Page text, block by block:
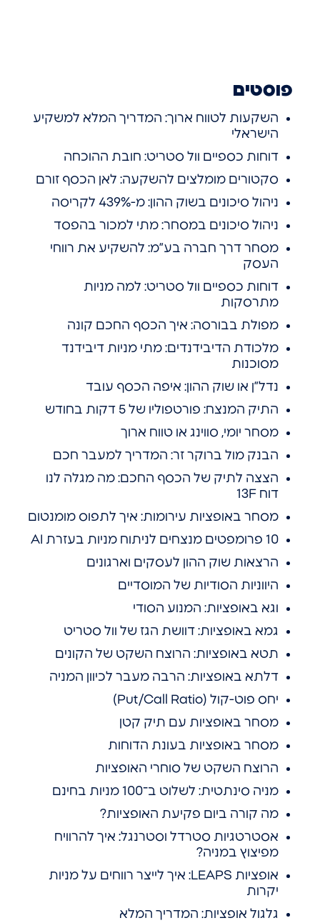
פוסטים
השקעות לטווח ארוך: המדריך המלא למשקיע
הישראלי
דוחות כספיים וול סטריט: חובת ההוכחה
סקטורים מומלצים להשקעה: לאן הכסף זורם
ניהול סיכונים בשוק ההון: מ-439% לקריסה
ניהול סיכונים במסחר: מתי למכור בהפסד
מסחר דרך חברה בע”מ: להשקיע את רווחי
העסק
דוחות כספיים וול סטריט: למה מניות
מתרסקות
מפולת בבורסה: איך הכסף החכם קונה
מלכודת הדיבידנדים: מתי מניות דיבידנד
מסוכנות
נדל”ן או שוק ההון: איפה הכסף עובד
התיק המנצח: פורטפוליו של 5 דקות בחודש
מסחר יומי, סווינג או טווח ארוך
הבנק מול ברוקר זר: המדריך למעבר חכם
הצצה לתיק של הכסף החכם: מה מגלה לנו
דוח 13F
מסחר באופציות עירומות: איך לתפוס מומנטום
10 פרומפטים מנצחים לניתוח מניות בעזרת AI
הרצאות שוק ההון לעסקים וארגונים
היווניות הסודיות של המוסדיים
וגא באופציות: המנוע הסודי
גמא באופציות: דוושת הגז של וול סטריט
תטא באופציות: הרוצח השקט של הקונים
דלתא באופציות: הרבה מעבר לכיוון המניה
יחס פוט-קול (Put/Call Ratio)
מסחר באופציות עם תיק קטן
מסחר באופציות בעונת הדוחות
הרוצח השקט של סוחרי האופציות
מניה סינתטית: לשלוט ב־100 מניות בחינם
מה קורה ביום פקיעת האופציות?
אסטרטגיות סטרדל וסטרנגל: איך להרוויח
מפיצוץ במניה?
אופציות LEAPS: איך לייצר רווחים על מניות
יקרות
גלגול אופציות: המדריך המלא